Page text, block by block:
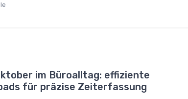
im Büroalltag: effiziente
für präzise Zeiterfassung